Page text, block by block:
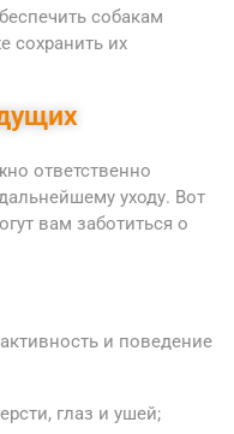
собакам
сохранить их
ответственно
уходу. Вот
вам заботиться о
и поведение
глаз и ушей;